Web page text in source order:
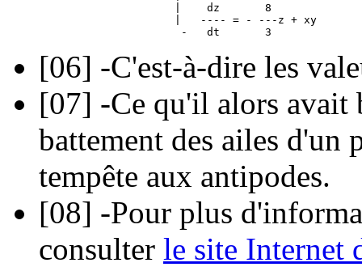
                     |    dz       8
                     |   ---- = - ---z + xy
[06] -C'est-à-dire les
[07] -Ce qu'il alors avait
battement des ailes
tempête aux antipodes.
[08] -Pour plus
consulter le site Internet